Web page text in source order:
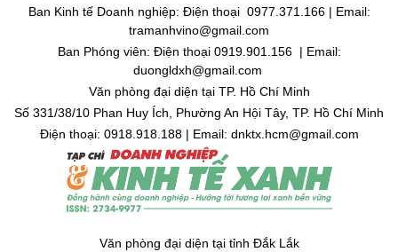
Ban Kinh tế Doanh nghiệp: Điện thoại 0977.371.166 | Email:
tramanhvino@gmail.com
Ban Phóng viên: Điện thoại 0919.901.156 | Email:
duongldxh@gmail.com
Văn phòng đại diện tại TP. Hồ Chí Minh
Số 331/38/10 Phan Huy Ích, Phường An Hội Tây, TP. Hồ Chí Minh
Điện thoại: 0918.918.188 | Email: dnktx.hcm@gmail.com
Văn phòng đại diện tại tỉnh Đắk Lắk